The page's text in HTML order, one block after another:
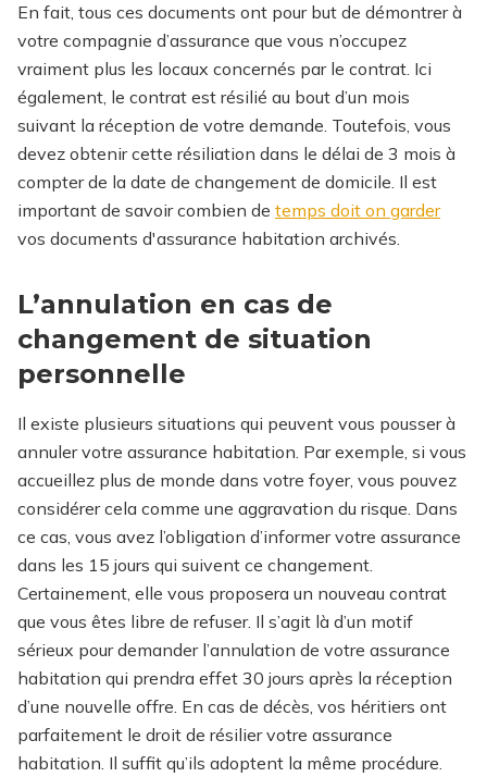
En fait, tous ces documents ont pour but de démontrer à
votre compagnie d’assurance que vous n’occupez
vraiment plus les locaux concernés par le contrat. Ici
également, le contrat est résilié au bout d’un mois
suivant la réception de votre demande. Toutefois, vous
devez obtenir cette résiliation dans le délai de 3 mois à
compter de la date de changement de domicile. Il est
important de savoir combien de temps doit on garder
vos documents d'assurance habitation archivés.
L’annulation en cas de
changement de situation
personnelle
Il existe plusieurs situations qui peuvent vous pousser à
annuler votre assurance habitation. Par exemple, si vous
accueillez plus de monde dans votre foyer, vous pouvez
considérer cela comme une aggravation du risque. Dans
ce cas, vous avez l’obligation d’informer votre assurance
dans les 15 jours qui suivent ce changement.
Certainement, elle vous proposera un nouveau contrat
que vous êtes libre de refuser. Il s’agit là d’un motif
sérieux pour demander l’annulation de votre assurance
habitation qui prendra effet 30 jours après la réception
d’une nouvelle offre. En cas de décès, vos héritiers ont
parfaitement le droit de résilier votre assurance
habitation. Il suffit qu’ils adoptent la même procédure.